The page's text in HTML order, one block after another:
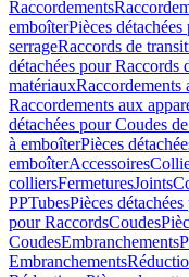
Raccordements
emboîterPièces
serrageRaccords de
détachées pour Raccords
matériauxRaccordements
Raccordements aux
détachées pour Coudes
à emboîterPièces
emboîterAccessoires
colliersFermeturesJoints
PPTubesPièces
pour RaccordsCoudes
CoudesEmbranchements
Embranchements